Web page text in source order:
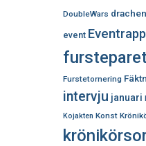
DoubleWars
event
Furstetornering
intervju januari
Kojakten Konst